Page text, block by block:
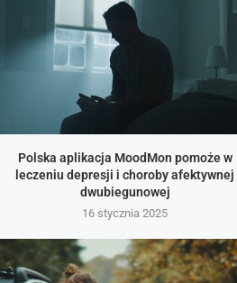
Polska aplikacja MoodMon pomoże w
leczeniu depresji i choroby afektywnej
dwubiegunowej
16 stycznia 2025